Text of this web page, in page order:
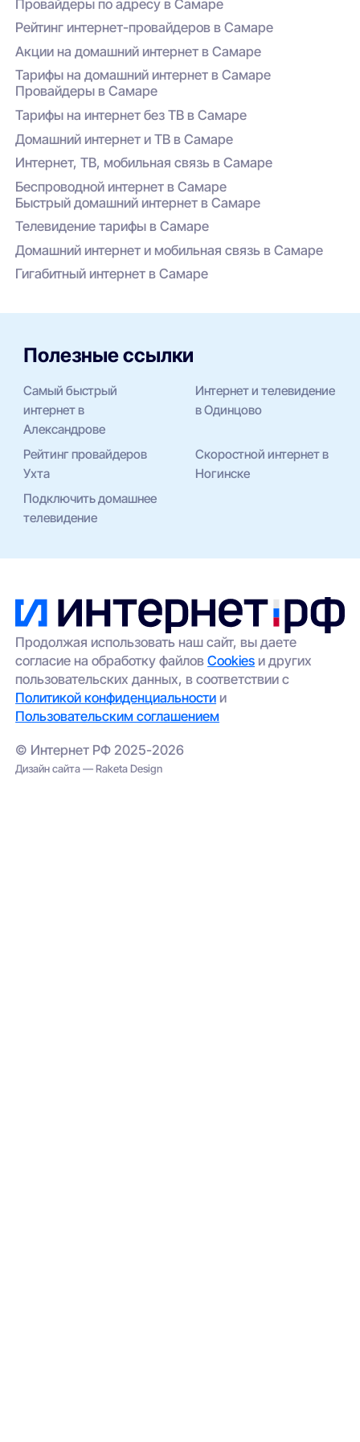
Провайдеры по адресу в Самаре
Рейтинг интернет-провайдеров в Самаре
Акции на домашний интернет в Самаре
Тарифы на домашний интернет в Самаре
Провайдеры в Самаре
Тарифы на интернет без ТВ в Самаре
Домашний интернет и ТВ в Самаре
Интернет, ТВ, мобильная связь в Самаре
Беспроводной интернет в Самаре
Быстрый домашний интернет в Самаре
Телевидение тарифы в Самаре
Домашний интернет и мобильная связь в Самаре
Гигабитный интернет в Самаре
Полезные ссылки
Самый быстрый
интернет в
Александрове
Интернет и телевидение
в Одинцово
Рейтинг провайдеров
Ухта
Скоростной интернет в
Ногинске
Подключить домашнее
телевидение
Продолжая использовать наш сайт, вы даете
согласие на обработку файловCookies и других
пользовательских данных, в соответствии с
Политикой конфиденциальности и
Пользовательским соглашением
© Интернет РФ 2025-2026
Дизайн сайта — Raketa Design